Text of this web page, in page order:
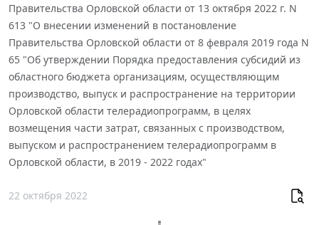
Правительства Орловской области от 13 октября 2022 г. N
613 "О внесении изменений в постановление
Правительства Орловской области от 8 февраля 2019 года N
65 "Об утверждении Порядка предоставления субсидий из
областного бюджета организациям, осуществляющим
производство, выпуск и распространение на территории
Орловской области телерадиопрограмм, в целях
возмещения части затрат, связанных с производством,
выпуском и распространением телерадиопрограмм в
Орловской области, в 2019 - 2022 годах"
22 октября 2022